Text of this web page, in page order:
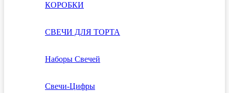
КОРОБКИ
СВЕЧИ ДЛЯ ТОРТА
Наборы Свечей
Свечи-Цифры